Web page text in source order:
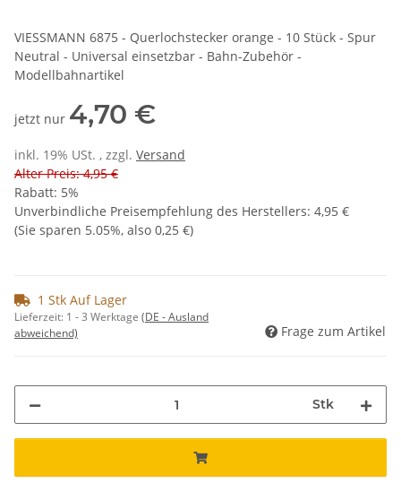
VIESSMANN 6875 - Querlochstecker orange - 10 Stück - Spur
Neutral - Universal einsetzbar - Bahn-Zubehör -
Modellbahnartikel
jetzt nur 4,70 €
inkl. 19% USt. , zzgl. Versand
Alter Preis: 4,95 €
Rabatt: 5%
Unverbindliche Preisempfehlung des Herstellers: 4,95 €
(Sie sparen 5.05%, also 0,25 €)
1 Stk Auf Lager
Lieferzeit: 1 - 3 Werktage (DE - Ausland
abweichend)
Frage zum Artikel
Stk